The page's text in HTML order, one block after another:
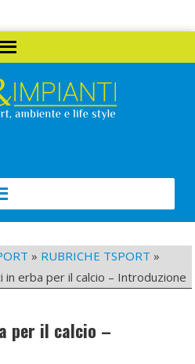
» RUBRICHE TSPORT »
in erba per il calcio – Introduzione
per il calcio –